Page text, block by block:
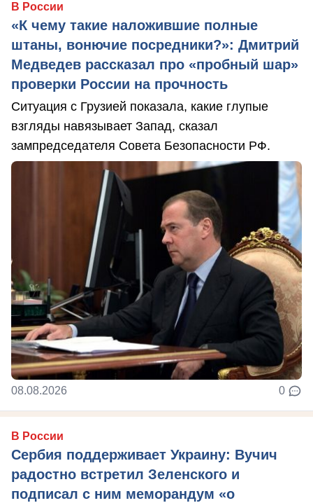
В России
«К чему такие наложившие полные
штаны, вонючие посредники?»: Дмитрий
Медведев рассказал про «пробный шар»
проверки России на прочность
Ситуация с Грузией показала, какие глупые
взгляды навязывает Запад, сказал
зампредседателя Совета Безопасности РФ.
08.08.2026 0
В России
Сербия поддерживает Украину: Вучич
радостно встретил Зеленского и
подписал с ним меморандум «о